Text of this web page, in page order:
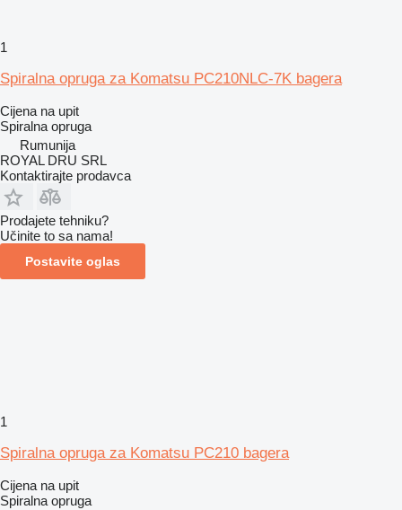
1
Spiralna opruga za Komatsu PC210NLC-7K bagera
Cijena na upit
Spiralna opruga
Rumunija
ROYAL DRU SRL
Kontaktirajte prodavca
Prodajete tehniku?
Učinite to sa nama!
Postavite oglas
1
Spiralna opruga za Komatsu PC210 bagera
Cijena na upit
Spiralna opruga